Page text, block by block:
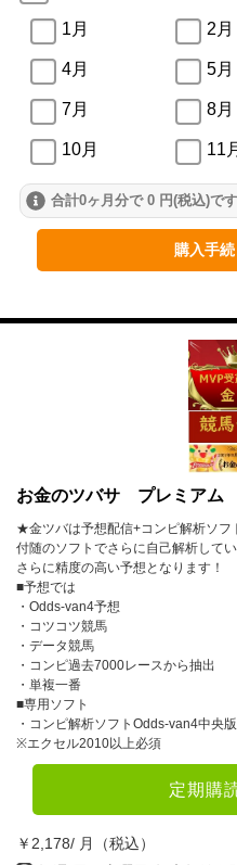
お金のツバサ プレミアム
★金ツバは予想配信+コンピ解析ソフ
付随のソフトでさらに自己解析してい
さらに精度の高い予想となります！
■予想では
・Odds-van4予想
・コツコツ競馬
・データ競馬
・コンピ過去7000レースから抽出
・単複一番
■専用ソフト
・コンピ解析ソフトOdds-van4中央版
※エクセル2010以上必須
定期購
￥2,178/ 月（税込）
1月 2月
4月 5月
7月 8月
10月 11
2024年
2月
7月 8月
11
2月
4月 5月
7月 8月
10月
2022年
1月
4月 5月
7月 8月
11
2021年
合計0ヶ月分で 0 円(税込)です
購入手